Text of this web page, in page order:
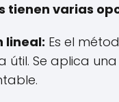
tienen varias
lineal: Es el
útil. Se aplica